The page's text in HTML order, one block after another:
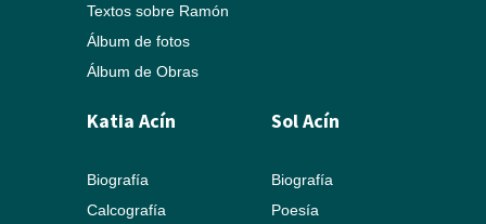
Textos sobre Ramón
Álbum de fotos
Álbum de Obras
Katia Acín
Biografía
Calcografía
Sol Acín
Biografía
Poesía